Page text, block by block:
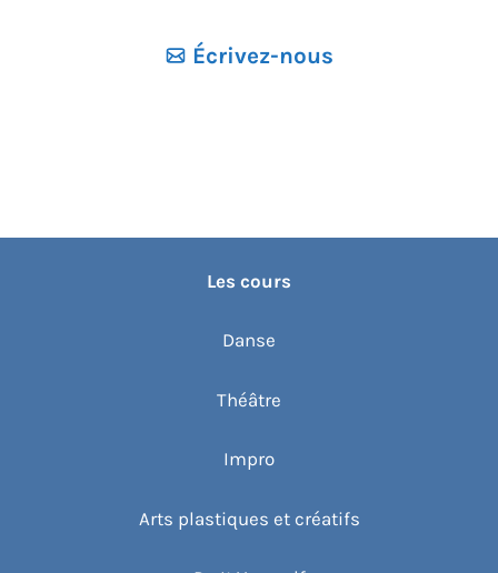
Écrivez-nous
Les cours
Danse
Théâtre
Impro
Arts plastiques et créatifs